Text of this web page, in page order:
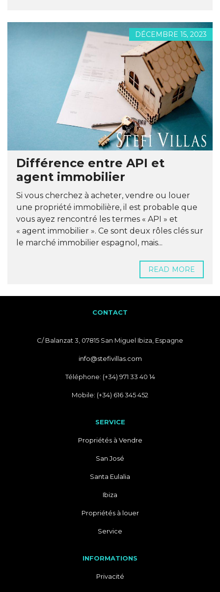
DÉCEMBRE 15, 2023
Différence entre API et
agent immobilier
Si vous cherchez à acheter, vendre ou louer
une propriété immobilière, il est probable que
vous ayez rencontré les termes « API » et
« agent immobilier ». Ce sont deux rôles clés sur
le marché immobilier espagnol, mais...
READ MORE
CONTACT
C/ Balanzat 3, 07815 San Miguel Ibiza, Espagne
info@stefivillas.com
Téléphone: (+34) 971 33 40 14
Mobile: (+34) 616 345 452
SERVICE
Propriétés à Vendre
San José
Santa Eulalia
Ibiza
Propriétés à louer
Service
INFORMATIONS
Privacité